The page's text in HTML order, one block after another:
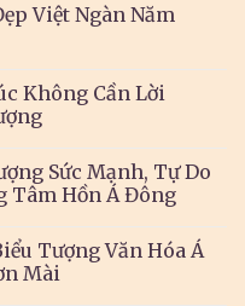
Việt Ngàn Năm
Không Cần Lời
Sức Mạnh, Tự Do
Tâm Hồn Á Đông
Tượng Văn Hóa Á
Mài